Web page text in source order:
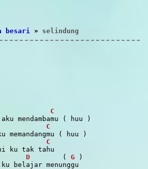
besari » selindung
C
mendambamu ( huu )
C
( huu )
C
ku tak tahu
D ( G )
belajar menunggu